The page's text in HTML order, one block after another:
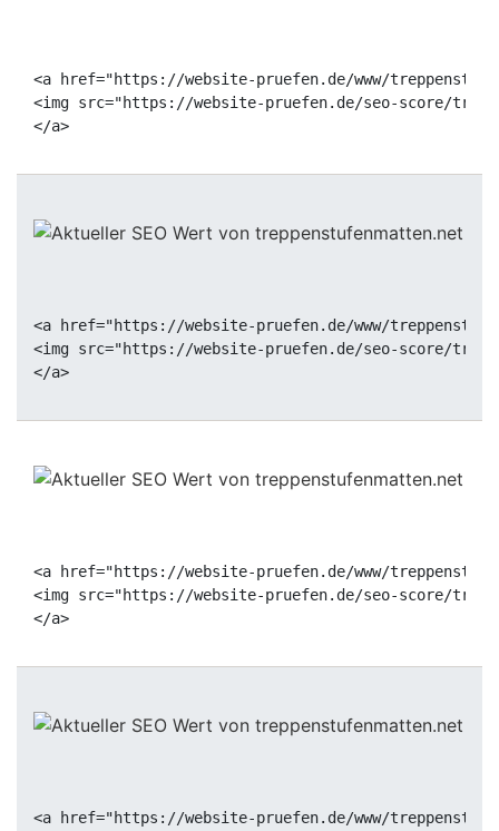
<a href="https://website-pruefen.de/www/
<img src="https://website-pruefen.de/seo-score/
<a href="https://website-pruefen.de/www/
<img src="https://website-pruefen.de/seo-score/
<a href="https://website-pruefen.de/www/
<img src="https://website-pruefen.de/seo-score/
<a href="https://website-pruefen.de/www/